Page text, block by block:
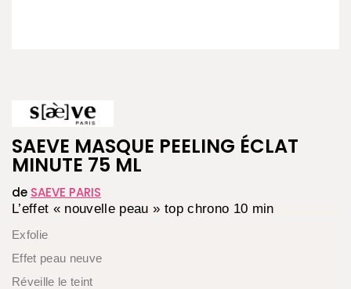
SAEVE MASQUE PEELING ÉCLAT
MINUTE 75 ML
de SAEVE PARIS
L’effet « nouvelle peau » top chrono 10 min
Exfolie
Effet peau neuve
Réveille le teint